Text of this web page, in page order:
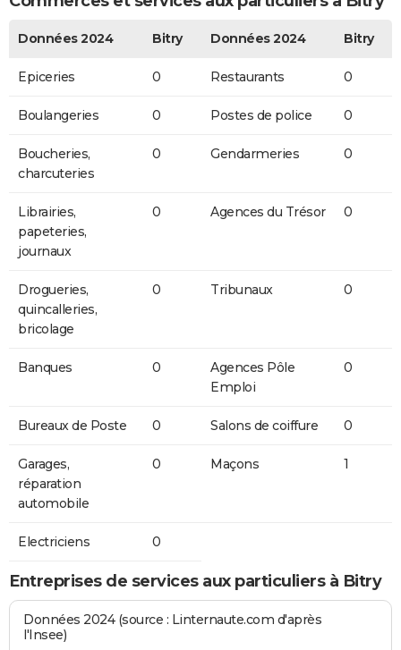
Données 2024 Bitry Données 2024 Bitry
Epiceries 0 Restaurants 0
Boulangeries 0 Postes de police 0
Boucheries,
charcuteries
0 Gendarmeries 0
Librairies,
papeteries,
journaux
0 Agences du Trésor 0
Drogueries,
quincalleries,
bricolage
0 Tribunaux 0
Banques 0
Agences Pôle
Emploi
0
Bureaux de Poste 0 Salons de coiffure 0
Garages,
réparation
automobile
0 Maçons 1
Electriciens 0
Entreprises de services aux particuliers à Bitry
Données 2024 (source : Linternaute.com d'après
l'Insee)